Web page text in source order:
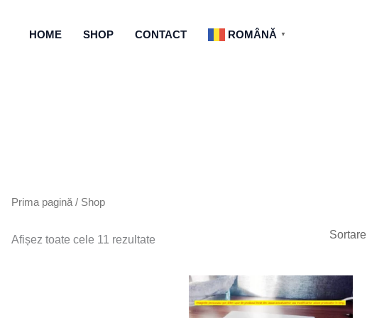
HOME SHOP CONTACT ROMÂNĂ ▼
Prima pagină/ Shop
Afișez toate cele 11 rezultate